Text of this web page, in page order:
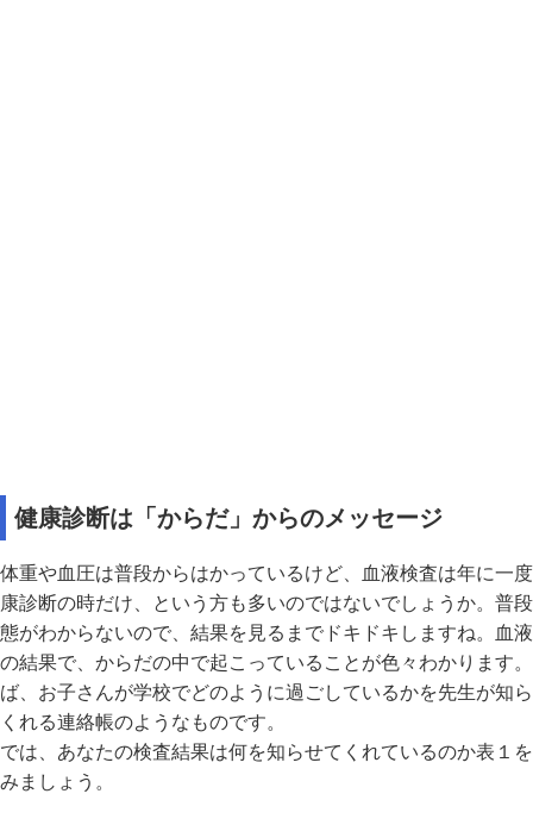
健康診断は「からだ」からのメッセージ
体重や血圧は普段からはかっているけど、血液検査は年に一
康診断の時だけ、という方も多いのではないでしょうか。普
態がわからないので、結果を見るまでドキドキしますね。血
の結果で、からだの中で起こっていることが色々わかります
ば、お子さんが学校でどのように過ごしているかを先生が知
くれる連絡帳のようなものです。
では、あなたの検査結果は何を知らせてくれているのか表１
みましょう。